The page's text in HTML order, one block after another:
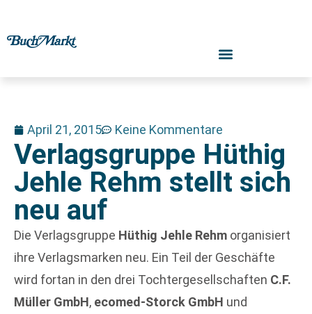
April 21, 2015 Keine Kommentare
Verlagsgruppe Hüthig
Jehle Rehm stellt sich
neu auf
Die Verlagsgruppe Hüthig Jehle Rehm organisiert
ihre Verlagsmarken neu. Ein Teil der Geschäfte
wird fortan in den drei Tochtergesellschaften C.F.
Müller GmbH, ecomed-Storck GmbH und